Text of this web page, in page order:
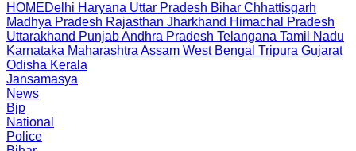
HOMEDelhi Haryana Uttar Pradesh Bihar Chhattisgarh
Madhya Pradesh Rajasthan Jharkhand Himachal Pradesh
Uttarakhand PunjabAndhra Pradesh Telangana Tamil Nadu
Karnataka Maharashtra Assam West Bengal Tripura Gujarat
Odisha Kerala
Jansamasya
News
Bjp
National
Police